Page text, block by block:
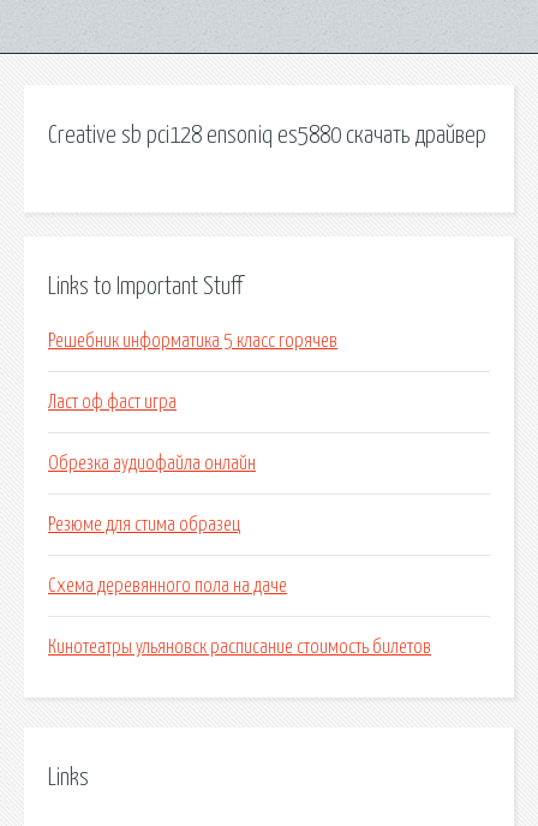
Creative sb pci128 ensoniq es5880 скачать драйвер
Links to Important Stuff
Решебник информатика 5 класс горячев
Ласт оф фаст игра
Обрезка аудиофайла онлайн
Резюме для стима образец
Схема деревянного пола на даче
Кинотеатры ульяновск расписание стоимость билетов
Links